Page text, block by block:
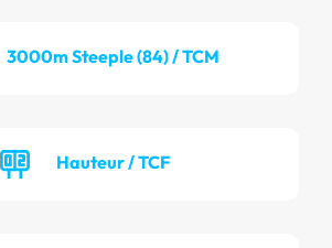
3000m Steeple (84) / TCM
Hauteur / TCF